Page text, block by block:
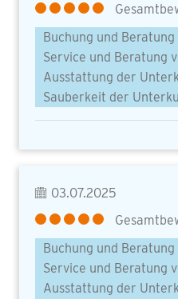
Buchung und Beratung
Service und Beratung
Ausstattung der
Sauberkeit der
03.07.2025
Buchung und Beratung
Service und Beratung
Ausstattung der